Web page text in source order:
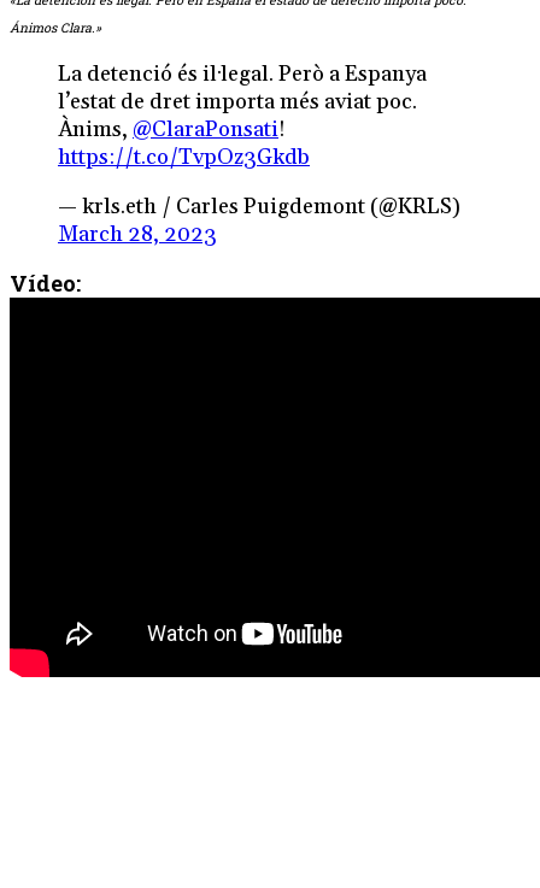
Ánimos Clara.»
La detenció és il·legal. Però a Espanya
l’estat de dret importa més aviat poc.
Ànims, @ClaraPonsati!
https://t.co/TvpOz3Gkdb
— krls.eth / Carles Puigdemont (@KRLS)
March 28, 2023
Vídeo: